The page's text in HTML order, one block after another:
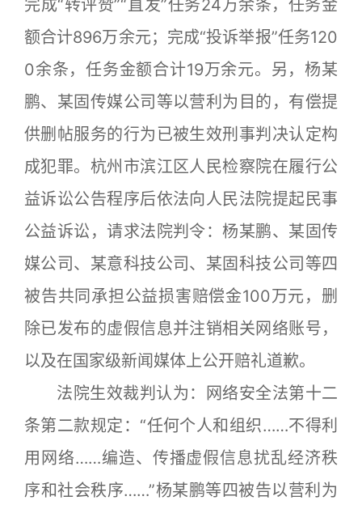
完成“转评赞”“直发”任务24万余条，任务金
额合计896万余元；完成“投诉举报”任务120
0余条，任务金额合计19万余元。另，杨某
鹏、某固传媒公司等以营利为目的，有偿提
供删帖服务的行为已被生效刑事判决认定构
成犯罪。杭州市滨江区人民检察院在履行公
益诉讼公告程序后依法向人民法院提起民事
公益诉讼，请求法院判令：杨某鹏、某固传
媒公司、某意科技公司、某固科技公司等四
被告共同承担公益损害赔偿金100万元，删
除已发布的虚假信息并注销相关网络账号，
以及在国家级新闻媒体上公开赔礼道歉。
法院生效裁判认为：网络安全法第十二
条第二款规定：“任何个人和组织……不得利
用网络……编造、传播虚假信息扰乱经济秩
序和社会秩序……”杨某鹏等四被告以营利为